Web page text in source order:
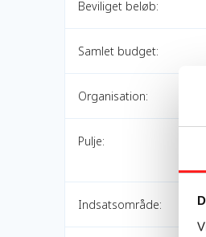
Beviliget beløb:
Samlet budget:
Organisation:
Pulje:
Indsatsområde: